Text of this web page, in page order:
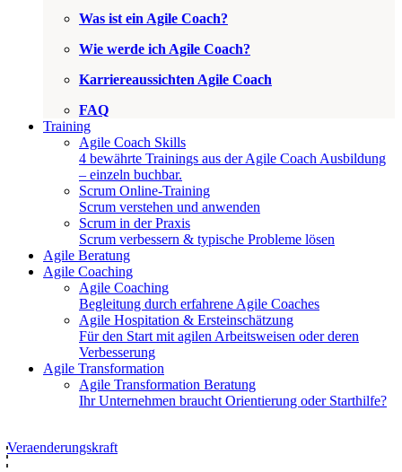
Was ist ein Agile Coach?
Wie werde ich Agile Coach?
Karriereaussichten Agile Coach
FAQ
Training
Agile Coach Skills
4 bewährte Trainings aus der Agile Coach Ausbildung
– einzeln buchbar.
Scrum Online-Training
Scrum verstehen und anwenden
Scrum in der Praxis
Scrum verbessern & typische Probleme lösen
Agile Beratung
Agile Coaching
Agile Coaching
Begleitung durch erfahrene Agile Coaches
Agile Hospitation & Ersteinschätzung
Für den Start mit agilen Arbeitsweisen oder deren
Verbesserung
Agile Transformation
Agile Transformation Beratung
Ihr Unternehmen braucht Orientierung oder Starthilfe?
Veraenderungskraft